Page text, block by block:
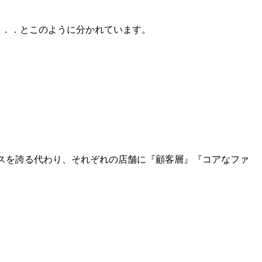
．とこのように分かれています。
誇る代わり、それぞれの店舗に『顧客層』『コアなファ